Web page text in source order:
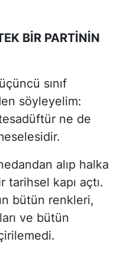
BİR PARTİNİN
sınıf
söyleyelim:
ne de
alıp halka
tarihsel kapı açtı.
bütün renkleri,
ve bütün